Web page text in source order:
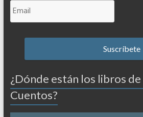
¿Dónde están los libros
Cuentos?